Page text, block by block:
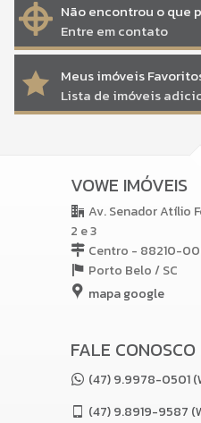
Não encontrou o que
Entre em contato
Meus imóveis
Lista de imóveis
VOWE IMÓVEIS
Av. Senador Atílio
2 e 3
Centro - 88210-
Porto Belo /SC
mapa google
FALE CONOSCO
(47) 9.9978-0501
(47)9.8919-9587